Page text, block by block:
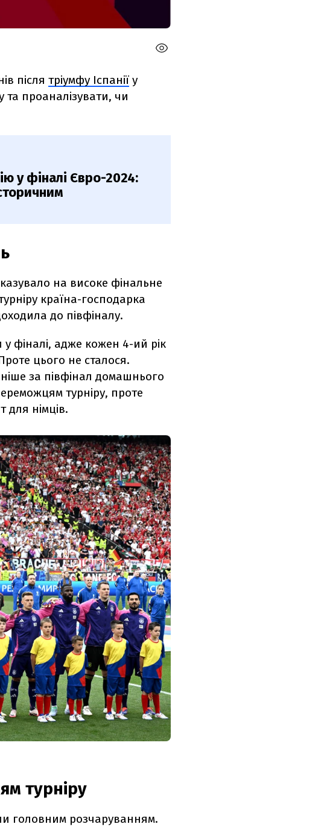
після тріумфу Іспанії у
та проаналізувати, чи
у фіналі Євро-2024:
на високе фінальне
країна-господарка
до півфіналу.
фіналі, адже кожен 4-ий рік
цього не сталося.
за півфінал домашнього
турніру, проте
для німців.
турніру
головним розчаруванням.